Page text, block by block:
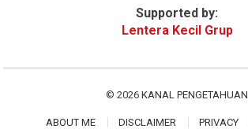
Supported by:
Lentera Kecil Grup
© 2026 KANAL PENGETAHUAN
ABOUT ME DISCLAIMER PRIVACY